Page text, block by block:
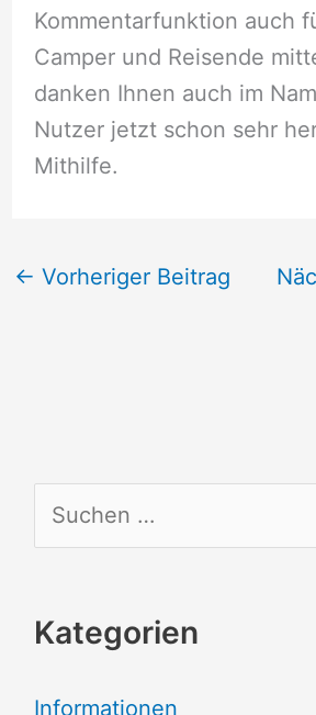
Kommentarfunktion auch
Camper und Reisende
danken Ihnen auch im
Nutzer jetzt schon sehr
Mithilfe.
← Vorheriger Beitrag
u
h
Kategorien
Informationen